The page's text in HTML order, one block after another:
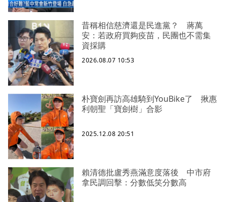
昔稱相信慈濟還是民進黨？ 蔣萬
安：若政府買夠疫苗，民團也不需集
資採購
2026.08.07 10:53
朴寶劍再訪高雄騎到YouBike了 揪惠
利朝聖「寶劍樹」合影
2025.12.08 20:51
賴清德批盧秀燕滿意度落後 中市府
拿民調回擊：分數低笑分數高